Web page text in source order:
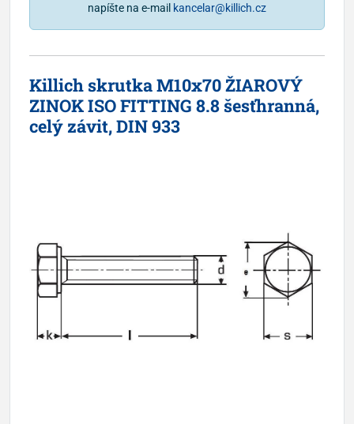
napíšte na e-mail kancelar@killich.cz
Killich skrutka M10x70 ŽIAROVÝ
ZINOK ISO FITTING 8.8 šesťhranná,
celý závit, DIN 933